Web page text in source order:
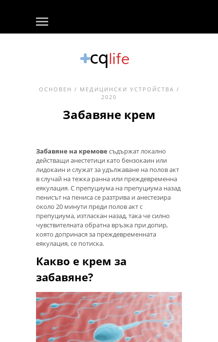
ОСНОВЕН / МЕДИЦИНСКИ УСТРОЙСТВА /
2020
Забавяне крем
Забавяне на кремове съдържат локално
действащи анестетици като бензокаин или
лидокаин и служат за удължаване на полов акт
в случай на тежка ранна или преждевременна
еякулация. С препуциума на препуциума назад
пенисът на пениса се разтрива и анестезира
около 20 минути преди полов акт с
препуциума, изтласкан назад, така че силно
чувствителната обратна връзка при допир,
която допринася за преждевременната
еякулация, се потиска.
Какво е крем за
забавяне?